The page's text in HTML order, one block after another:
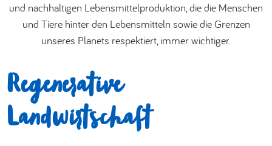
und nachhaltigen Lebensmittelproduktion, die die Menschen
und Tiere hinter den Lebensmitteln sowie die Grenzen
unseres Planets respektiert, immer wichtiger.
Regenerative
Landwirtschaft